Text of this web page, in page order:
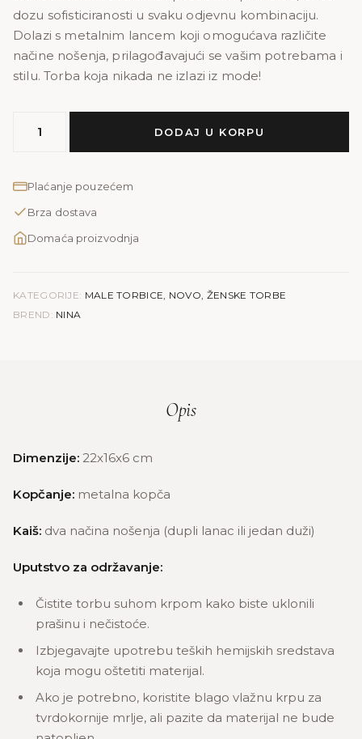
dozu sofisticiranosti u svaku odjevnu kombinaciju.
Dolazi s metalnim lancem koji omogućava različite
načine nošenja, prilagođavajući se vašim potrebama i
stilu. Torba koja nikada ne izlazi iz mode!
NINA
zelena
DODAJ U KORPU
Plaćanje pouzećem
Brza dostava
Domaća proizvodnja
KATEGORIJE: MALE TORBICE, NOVO, ŽENSKE TORBE
BREND: NINA
Opis
Dimenzije: 22x16x6 cm
Kopčanje: metalna kopča
Kaiš: dva načina nošenja (dupli lanac ili jedan duži)
Uputstvo za održavanje:
Čistite torbu suhom krpom kako biste uklonili
prašinu i nečistoće.
Izbjegavajte upotrebu teških hemijskih sredstava
koja mogu oštetiti materijal.
Ako je potrebno, koristite blago vlažnu krpu za
tvrdokornije mrlje, ali pazite da materijal ne bude